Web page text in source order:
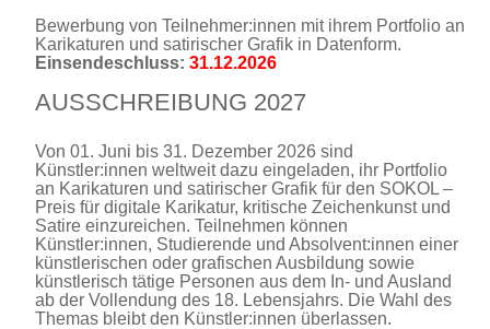
Bewerbung von Teilnehmer:innen mit ihrem Portfolio an
Karikaturen und satirischer Grafik in Datenform.
Einsendeschluss: 31.12.2026
AUSSCHREIBUNG 2027
Von 01. Juni bis 31. Dezember 2026 sind
Künstler:innen weltweit dazu eingeladen, ihr Portfolio
an Karikaturen und satirischer Grafik für den SOKOL –
Preis für digitale Karikatur, kritische Zeichenkunst und
Satire einzureichen. Teilnehmen können
Künstler:innen, Studierende und Absolvent:innen einer
künstlerischen oder grafischen Ausbildung sowie
künstlerisch tätige Personen aus dem In- und Ausland
ab der Vollendung des 18. Lebensjahrs. Die Wahl des
Themas bleibt den Künstler:innen überlassen.